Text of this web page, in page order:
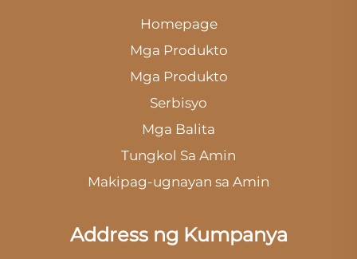
Homepage
Mga Produkto
Mga Produkto
Serbisyo
Mga Balita
Tungkol Sa Amin
Makipag-ugnayan sa Amin
Address ng Kumpanya